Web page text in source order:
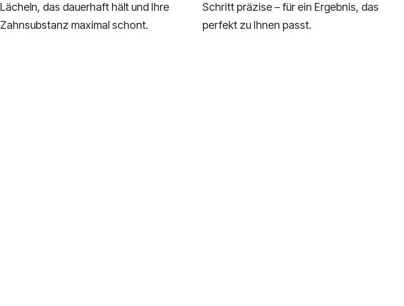
Lächeln, das dauerhaft hält und Ihre
Zahnsubstanz maximal schont.
Schritt präzise – für ein Ergebnis, das
perfekt zu Ihnen passt.